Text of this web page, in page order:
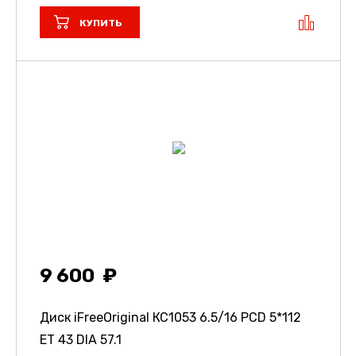
КУПИТЬ
9 600
Диск iFreeOriginal КС1053 6.5/16 PCD 5*112
ET 43 DIA 57.1